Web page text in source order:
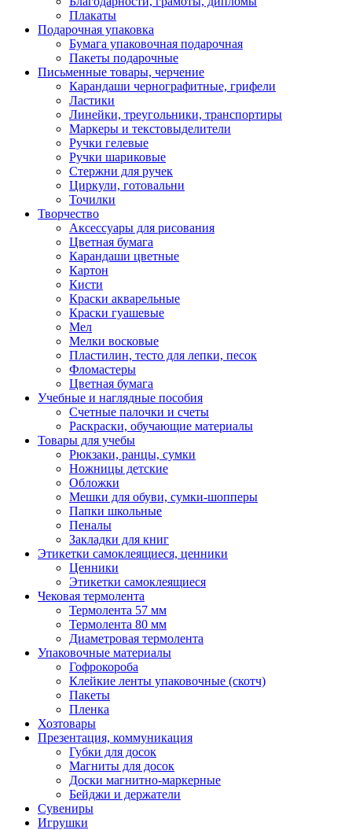
Плакаты
Подарочная упаковка
Бумага упаковочная подарочная
Пакеты подарочные
Письменные товары, черчение
Карандаши чернографитные, грифели
Ластики
Линейки, треугольники, транспортиры
Маркеры и текстовыделители
Ручки гелевые
Ручки шариковые
Стержни для ручек
Циркули, готовальни
Точилки
Творчество
Аксессуары для рисования
Цветная бумага
Карандаши цветные
Картон
Кисти
Краски акварельные
Краски гуашевые
Мел
Мелки восковые
Пластилин, тесто для лепки, песок
Фломастеры
Цветная бумага
Учебные и наглядные пособия
Счетные палочки и счеты
Раскраски, обучающие материалы
Товары для учебы
Рюкзаки, ранцы, сумки
Ножницы детские
Обложки
Мешки для обуви, сумки-шопперы
Папки школьные
Пеналы
Закладки для книг
Этикетки самоклеящиеся, ценники
Ценники
Этикетки самоклеящиеся
Чековая термолента
Термолента 57 мм
Термолента 80 мм
Диаметровая термолента
Упаковочные материалы
Гофрокороба
Клейкие ленты упаковочные (скотч)
Пакеты
Пленка
Хозтовары
Презентация, коммуникация
Губки для досок
Магниты для досок
Доски магнитно-маркерные
Бейджи и держатели
Сувениры
Игрушки